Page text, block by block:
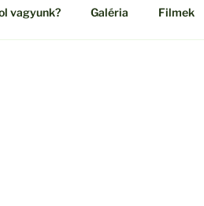
vagyunk? Galéria Filmek